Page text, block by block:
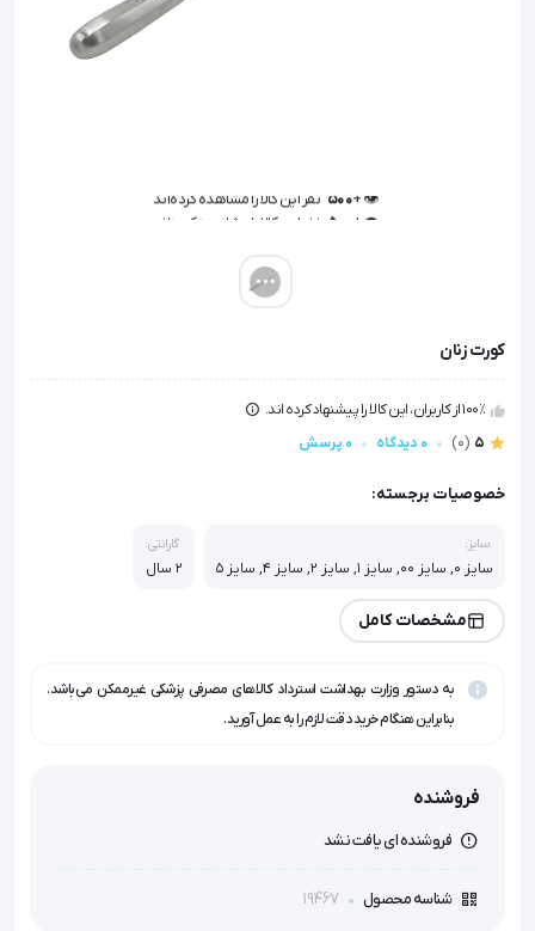
👁️ +
500 نفر این کالا را مشاهده کرده‌اند
کورت زنان
100٪ از کاربران، این کالا را پیشنهاد کرده اند.
5
(0) 0 دیدگاه 0 پرسش
خصوصیات برجسته:
سایز:
سایز 0, سایز 00, سایز 1, سایز 2, سایز 4, سایز 5
گارانتی:
2 سال
مشخصات کامل
به دستور وزارت بهداشت استرداد کالاهای مصرفی پزشکی غیرممکن می‌باشد.
بنابراین هنگام خرید دقت لازم را به عمل آورید.
فروشنده
فروشنده ای یافت نشد
شناسه محصول 19467